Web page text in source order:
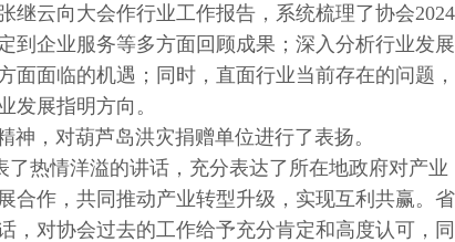
继云向大会作行业工作报告，系统梳理了协会2024
到企业服务等多方面回顾成果；深入分析行业发展
面临的机遇；同时，直面行业当前存在的问题，
发展指明方向。
，对葫芦岛洪灾捐赠单位进行了表扬。
热情洋溢的讲话，充分表达了所在地政府对产业
合作，共同推动产业转型升级，实现互利共赢。省
，对协会过去的工作给予充分肯定和高度认可，同